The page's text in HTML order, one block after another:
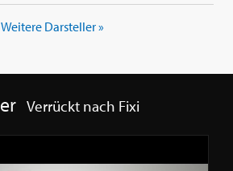
Weitere Darsteller »
Verrückt nach Fixi